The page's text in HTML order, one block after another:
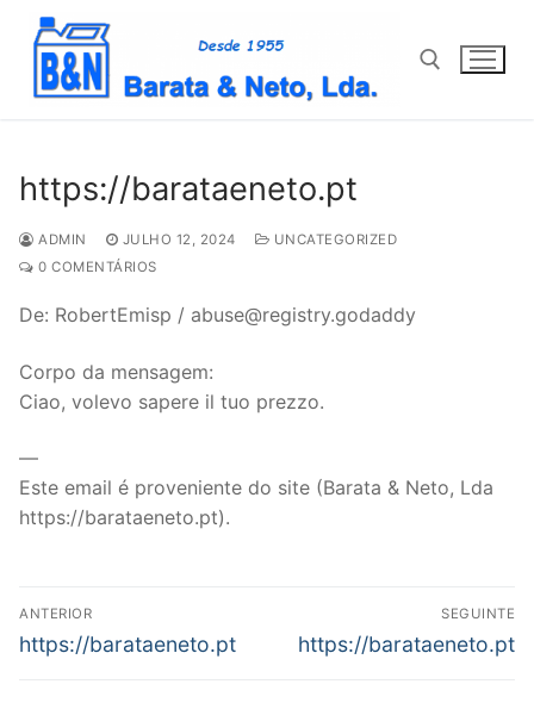
Saltar
para
conteúdo
https://barataeneto.pt
ADMIN JULHO 12, 2024
UNCATEGORIZED
0 COMENTÁRIOS
De: RobertEmisp / abuse@registry.godaddy
Corpo da mensagem:
Ciao, volevo sapere il tuo prezzo.
—
Este email é proveniente do site (Barata & Neto, Lda
https://barataeneto.pt).
Navegação
de
ANTERIOR
Previous
https://barataeneto.pt
SEGUINTE
Next
https://barataeneto.pt